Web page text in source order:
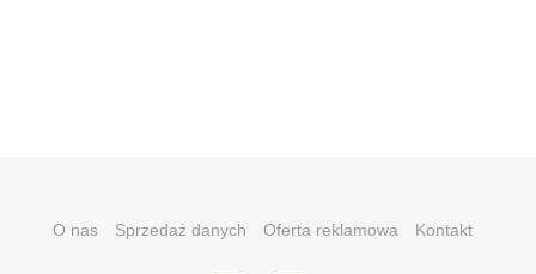
O nas Sprzedaż danych Oferta reklamowa Kontakt